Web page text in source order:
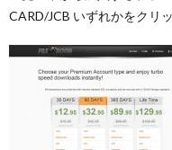
CARD/JCB いずれかをクリ